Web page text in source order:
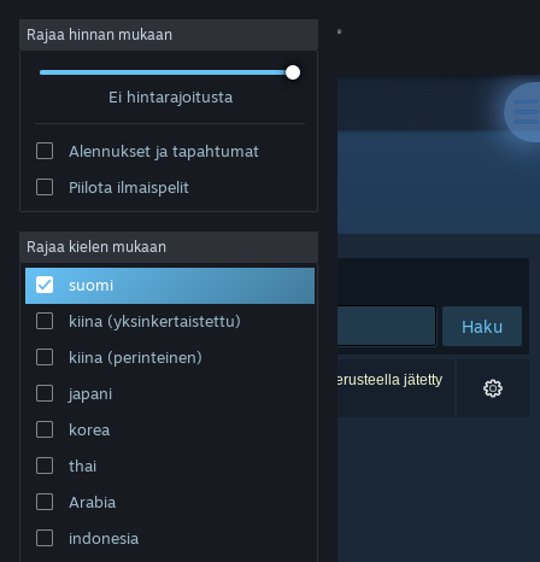
Kirjaudu sisään
Tietoa
Tuki
Vaihda kieli
Hanki Steam-mobiilisovellus
Näytä työpöytäsivusto
Rajaa hinnan mukaan
Ei hintarajoitusta
Alennukset ja tapahtumat
Piilota ilmaispelit
Rajaa kielen mukaan
suomi
kiina (yksinkertaistettu)
kiina (perinteinen)
japani
korea
thai
Arabia
indonesia
Julkaisija: Laud Publishing
Järjestelyperuste
Haku
0 tulosta vastaa hakuasi. 2 peliä on asetustesi perusteella jätetty
pois.